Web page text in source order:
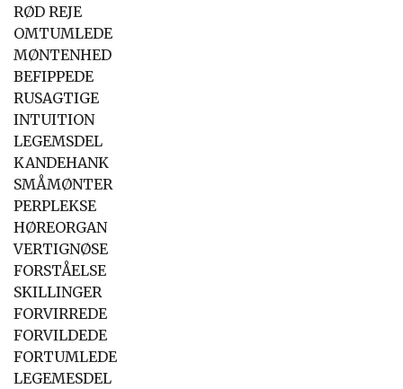
RØD REJE
OMTUMLEDE
MØNTENHED
BEFIPPEDE
RUSAGTIGE
INTUITION
LEGEMSDEL
KANDEHANK
SMÅMØNTER
PERPLEKSE
HØREORGAN
VERTIGNØSE
FORSTÅELSE
SKILLINGER
FORVIRREDE
FORVILDEDE
FORTUMLEDE
LEGEMESDEL